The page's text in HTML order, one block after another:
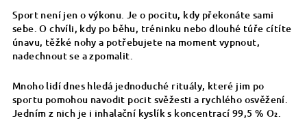
Sport není jen o výkonu. Je o pocitu, kdy překonáte sami
sebe. O chvíli, kdy po běhu, tréninku nebo dlouhé túře cítíte
únavu, těžké nohy a potřebujete na moment vypnout,
nadechnout se a zpomalit.
Mnoho lidí dnes hledá jednoduché rituály, které jim po
sportu pomohou navodit pocit svěžesti a rychlého osvěžení.
Jedním z nich je i inhalační kyslík s koncentrací 99,5 % O₂.